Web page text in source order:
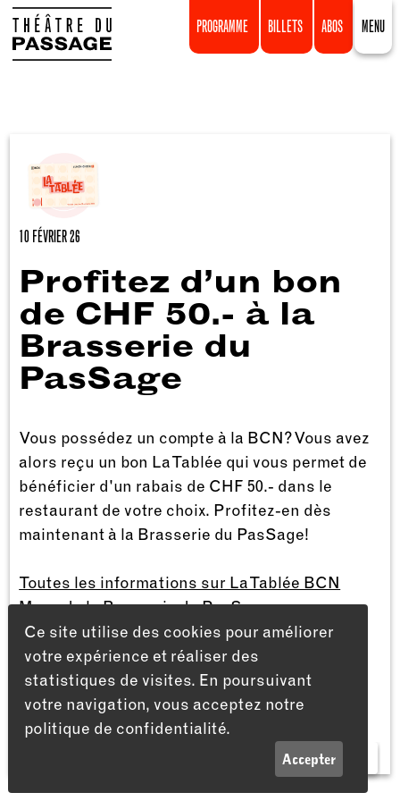
PROGRAMME BILLETS ABOS MENU
10 FÉVRIER 26
Profitez d’un bon
de CHF 50.- à la
Brasserie du
PasSage
Vous possédez un compte à la BCN? Vous avez
alors reçu un bon La Tablée qui vous permet de
bénéficier d'un rabais de CHF 50.- dans le
restaurant de votre choix. Profitez-en dès
maintenant à la Brasserie du PasSage!
Toutes les informations sur La Tablée BCN
Menu de la Brasserie du PasSage
INFOS
Ce site utilise des cookies pour améliorer
votre expérience et réaliser des
statistiques de visites. En poursuivant
votre navigation, vous acceptez notre
politique de confidentialité.
Accepter